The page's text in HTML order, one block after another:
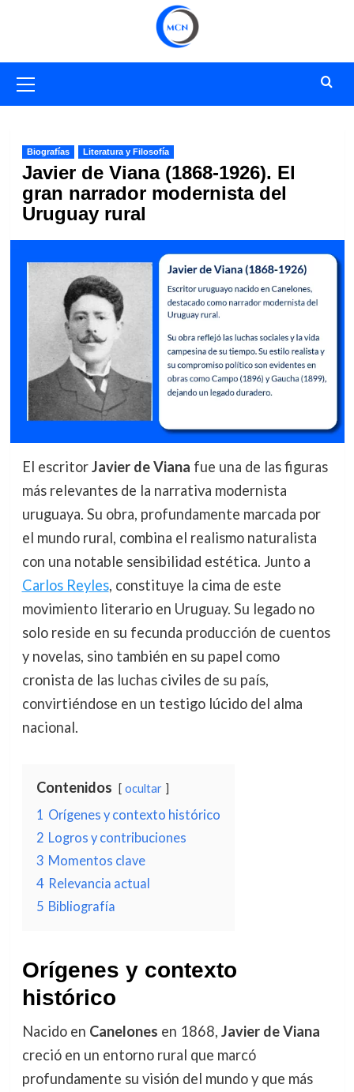
primario
Biografías Literatura y Filosofía
Javier de Viana (1868-1926). El
gran narrador modernista del
Uruguay rural
El escritorJavier de Viana fue una de las figuras
más relevantes de la narrativa modernista
uruguaya. Su obra, profundamente marcada por
el mundo rural, combina el realismo naturalista
con una notable sensibilidad estética. Junto a
Carlos Reyles, constituye la cima de este
movimiento literario en Uruguay. Su legado no
solo reside en su fecunda producción de cuentos
y novelas, sino también en su papel como
cronista de las luchas civiles de su país,
convirtiéndose en un testigo lúcido del alma
nacional.
Contenidos ocultar
1 Orígenes y contexto histórico
2 Logros y contribuciones
3 Momentos clave
4 Relevancia actual
5 Bibliografía
Orígenes y contexto
histórico
Nacido en Canelones en 1868, Javier de Viana
creció en un entorno rural que marcó
profundamente su visión del mundo y que más